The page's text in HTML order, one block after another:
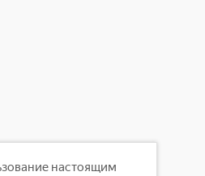
настоящим